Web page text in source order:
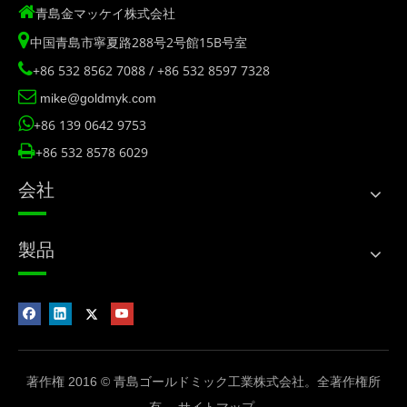
青島金マッケイ株式会社
中国青島市寧夏路288号2号館15B号室
+86 532 8562 7088 / +86 532 8597 7328
 mike@goldmyk.com
+86 139 0642 9753
+86 532 8578 6029
会社
製品
著作権 2016 © 青島ゴールドミック工業株式会社。全著作権所